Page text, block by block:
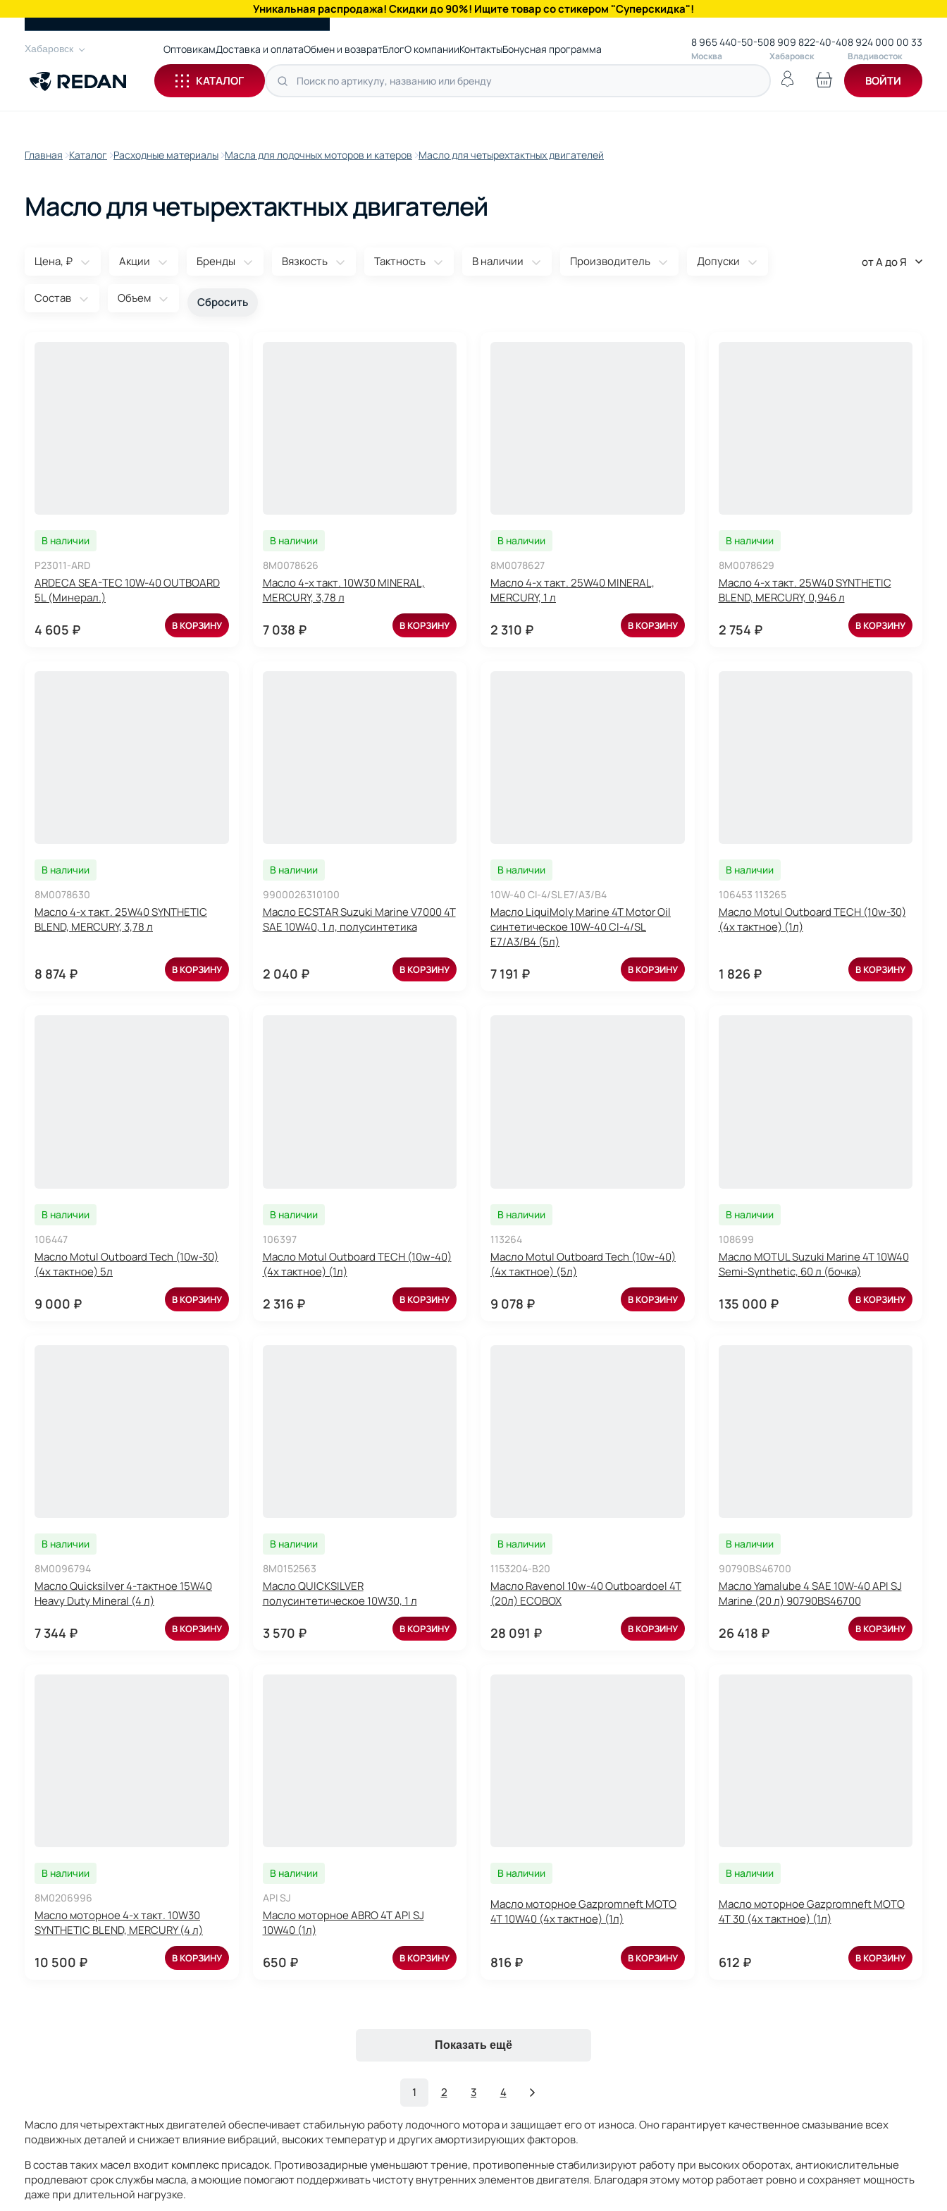
Уникальная распродажа! Скидки до 90%! Ищите товар со стикером "Суперскидка"!
Хабаровск ОптовикамДоставка и оплатаОбмен и возвратБлогО компанииКонтактыБонусная программа 8 965 440-50-50
Москва
8 909 822-40-40
Хабаровск
8 924 000 00 33
Владивосток
КАТАЛОГ ВОЙТИ
Главная Каталог Расходные материалы Масла для лодочных моторов и катеров Масло для четырехтактных двигателей
Масло для четырехтактных двигателей
Цена, ₽ Акции Бренды Вязкость Тактность В наличии Производитель Допуски
Состав Объем
от А до Я
В наличии
P23011-ARD
ARDECA SEA-TEC 10W-40 OUTBOARD
5L (Минерал.)
4 605 ₽ В КОРЗИНУ
В наличии
8M0078626
Масло 4-х такт. 10W30 MINERAL,
MERCURY, 3,78 л
7 038 ₽ В КОРЗИНУ
В наличии
8M0078627
Масло 4-х такт. 25W40 MINERAL,
MERCURY, 1 л
2 310 ₽ В КОРЗИНУ
В наличии
8M0078629
Масло 4-х такт. 25W40 SYNTHETIC
BLEND, MERCURY, 0,946 л
2 754 ₽ В КОРЗИНУ
В наличии
8M0078630
Масло 4-х такт. 25W40 SYNTHETIC
BLEND, MERCURY, 3,78 л
8 874 ₽ В КОРЗИНУ
В наличии
9900026310100
Масло ECSTAR Suzuki Marine V7000 4T
SAE 10W40, 1 л, полусинтетика
2 040 ₽ В КОРЗИНУ
В наличии
10W-40 CI-4/SL E7/A3/B4
Масло LiquiMoly Marine 4T Motor Oil
синтетическое 10W-40 CI-4/SL
E7/A3/B4 (5л)
7 191 ₽ В КОРЗИНУ
В наличии
106453 113265
Масло Motul Outboard TECH (10w-30)
(4х тактное) (1л)
1 826 ₽ В КОРЗИНУ
В наличии
106447
Масло Motul Outboard Tech (10w-30)
(4х тактное) 5л
9 000 ₽ В КОРЗИНУ
В наличии
106397
Масло Motul Outboard TECH (10w-40)
(4х тактное) (1л)
2 316 ₽ В КОРЗИНУ
В наличии
113264
Масло Motul Outboard Tech (10w-40)
(4х тактное) (5л)
9 078 ₽ В КОРЗИНУ
В наличии
108699
Масло MOTUL Suzuki Marine 4T 10W40
Semi-Synthetic, 60 л (бочка)
135 000 ₽ В КОРЗИНУ
В наличии
8M0096794
Масло Quicksilver 4-тактное 15W40
Heavy Duty Mineral (4 л)
7 344 ₽ В КОРЗИНУ
В наличии
8M0152563
Масло QUICKSILVER
полусинтетическое 10W30, 1 л
3 570 ₽ В КОРЗИНУ
В наличии
1153204-B20
Масло Ravenol 10w-40 Outboardoel 4T
(20л) ECOBOX
28 091 ₽ В КОРЗИНУ
В наличии
90790BS46700
Масло Yamalube 4 SAE 10W-40 API SJ
Marine (20 л) 90790BS46700
26 418 ₽ В КОРЗИНУ
В наличии
8M0206996
Масло моторное 4-х такт. 10W30
SYNTHETIC BLEND, MERCURY (4 л)
10 500 ₽ В КОРЗИНУ
В наличии
API SJ
Масло моторное ABRO 4T API SJ
10W40 (1л)
650 ₽ В КОРЗИНУ
В наличии
Масло моторное Gazpromneft MOTO
4T 10W40 (4х тактное) (1л)
816 ₽ В КОРЗИНУ
В наличии
Масло моторное Gazpromneft MOTO
4T 30 (4х тактное) (1л)
612 ₽ В КОРЗИНУ
Показать ещё
1 2 3 4
Масло для четырехтактных двигателей обеспечивает стабильную работу лодочного мотора и защищает его от износа. Оно гарантирует качественное смазывание всех
подвижных деталей и снижает влияние вибраций, высоких температур и других амортизирующих факторов.
В состав таких масел входит комплекс присадок. Противозадирные уменьшают трение, противопенные стабилизируют работу при высоких оборотах, антиокислительные
продлевают срок службы масла, а моющие помогают поддерживать чистоту внутренних элементов двигателя. Благодаря этому мотор работает ровно и сохраняет мощность
даже при длительной нагрузке.